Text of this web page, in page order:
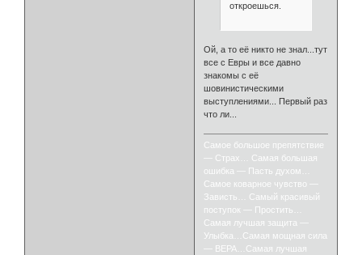
откроешься.
Ой, а то её никто не знал...тут
все с Евры и все давно
знакомы с её
шовинистическими
выступлениями... Первый раз
что ли...
Самое большое препятствие
— Страх… Самая большая
ошибка — Пасть духом…
Самое коварное чувство —
Зависть… Самый красивый
поступок — Простить…
Самая лучшая защита —
Улыбка…Самая мощная сила
— ВЕРА…Самая лучшая